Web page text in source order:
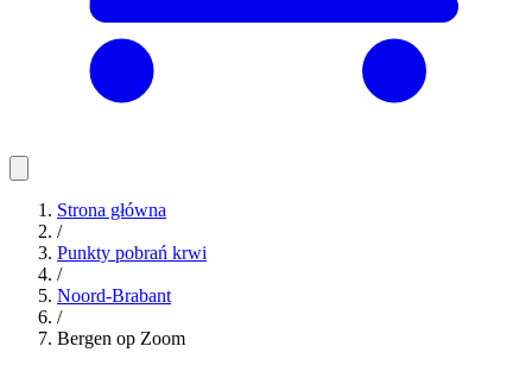
Strona główna
/
Punkty pobrań krwi
/
Noord-Brabant
/
Bergen op Zoom